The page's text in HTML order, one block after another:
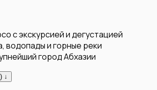
с экскурсией и дегустацией
водопады и горные реки
город Абхазии
↓